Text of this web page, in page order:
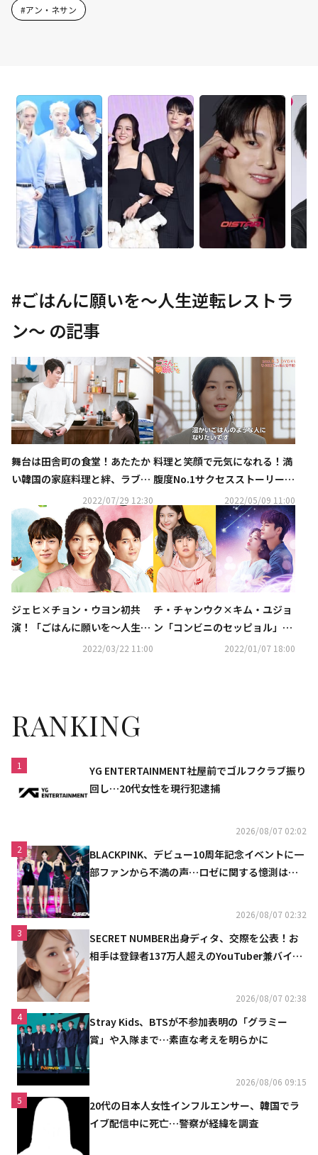
#アン・ネサン
#ごはんに願いを～人生逆転レストラ
ン～ の記事
舞台は田舎町の食堂！あたたか
い韓国の家庭料理と絆、ラブス
トーリーを描くヒューマンドラ
マ ―「ごはんに願いを～人生逆
転レストラン～」鑑賞コラム
2022/07/29 12:30
料理と笑顔で元気になれる！満
腹度No.1サクセスストーリー
「ごはんに願いを～人生逆転レ
ストラン～」ダイジェスト映像
を公開
2022/05/09 11:00
ジェヒ×チョン・ウヨン初共
演！「ごはんに願いを～人生逆
転レストラン～」6月3日（金）
2022/03/22 11:00
チ・チャンウク×キム・ユジョ
ン「コンビニのセッピョル」、
ソ・イングク「空から降る一億
2022/01/07 18:00
RANKING
1
YG ENTERTAINMENT社屋前でゴルフクラブ振り
回し…20代女性を現行犯逮捕
2026/08/07 02:02
2
BLACKPINK、デビュー10周年記念イベントに一
部ファンから不満の声…ロゼに関する憶測は否
2026/08/07 02:32
3
SECRET NUMBER出身ディタ、交際を公表！お
相手は登録者137万人超えのYouTuber兼バイオ
2026/08/07 02:38
4
Stray Kids、BTSが不参加表明の「グラミー
賞」や入隊まで…素直な考えを明らかに
2026/08/06 09:15
5
20代の日本人女性インフルエンサー、韓国でラ
イブ配信中に死亡…警察が経緯を調査